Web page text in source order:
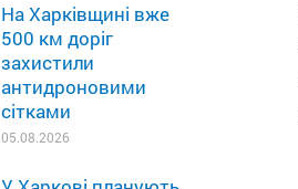
На Харківщині вже
500 км доріг
захистили
антидроновими
сітками
05.08.2026